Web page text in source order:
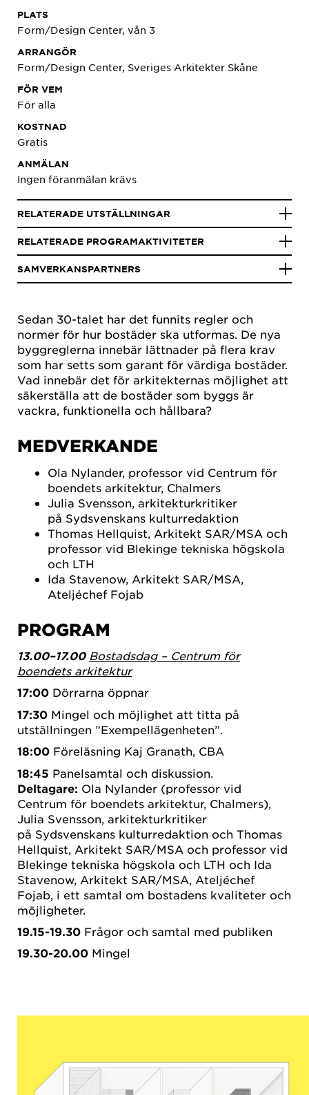
Sedan 30-talet har det funnits regler och
normer för hur bostäder ska utformas. De nya
byggreglerna innebär lättnader på flera krav
som har setts som garant för värdiga bostäder.
Vad innebär det för arkitekternas möjlighet att
säkerställa att de bostäder som byggs är
vackra, funktionella och hållbara?
MEDVERKANDE
Ola Nylander, professor vid Centrum för
boendets arkitektur, Chalmers
Julia Svensson, arkitekturkritiker
på Sydsvenskans kulturredaktion
Thomas Hellquist, Arkitekt SAR/MSA och
professor vid Blekinge tekniska högskola
och LTH
Ida Stavenow, Arkitekt SAR/MSA,
Ateljéchef Fojab
PROGRAM
13.00–17.00 Bostadsdag – Centrum för
boendets arkitektur
17:00 Dörrarna öppnar
17:30 Mingel och möjlighet att titta på
utställningen ”Exempellägenheten”.
18:00 Föreläsning Kaj Granath, CBA
18:45 Panelsamtal och diskussion.
Deltagare: Ola Nylander (professor vid
Centrum för boendets arkitektur, Chalmers),
Julia Svensson, arkitekturkritiker
på Sydsvenskans kulturredaktion och Thomas
Hellquist, Arkitekt SAR/MSA och professor vid
Blekinge tekniska högskola och LTH och Ida
Stavenow, Arkitekt SAR/MSA, Ateljéchef
Fojab, i ett samtal om bostadens kvaliteter och
möjligheter.
19.15-19.30 Frågor och samtal med publiken
19.30-20.00 Mingel
PLATS
Form/Design Center, vån 3
ARRANGÖR
Form/Design Center, Sveriges Arkitekter Skåne
FÖR VEM
För alla
KOSTNAD
Gratis
ANMÄLAN
Ingen föranmälan krävs
RELATERADE UTSTÄLLNINGAR
RELATERADE PROGRAMAKTIVITETER
SAMVERKANSPARTNERS